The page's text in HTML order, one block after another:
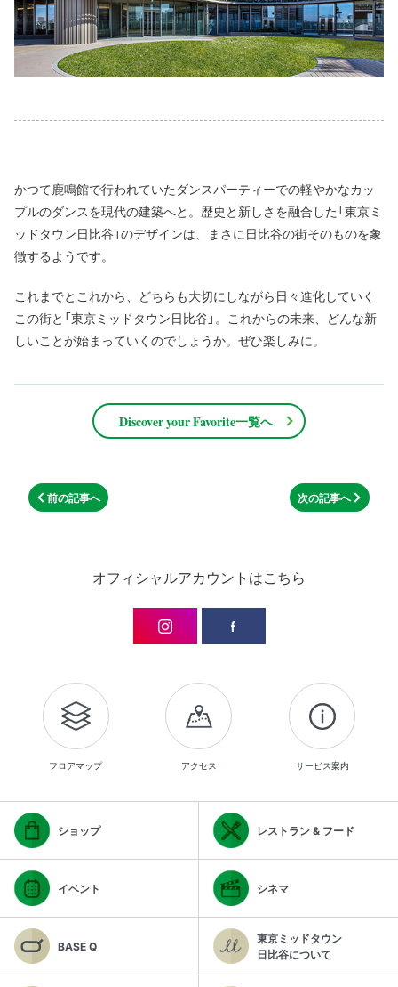
かつて鹿鳴館で行われていたダンスパーティーでの軽やかなカッ
プルのダンスを現代の建築へと。歴史と新しさを融合した「東京ミ
ッドタウン日比谷」のデザインは、まさに日比谷の街そのものを象
徴するようです。
これまでとこれから、どちらも大切にしながら日々進化していく
この街と「東京ミッドタウン日比谷」。これからの未来、どんな新
しいことが始まっていくのでしょうか。ぜひ楽しみに。
Discover your Favorite一覧へ
次の記事へ
前の記事へ
オフィシャルアカウントはこちら
フロアマップ アクセス サービス案内
ショップ レストラン & フード
イベント シネマ
BASE Q
東京ミッドタウン
日比谷について